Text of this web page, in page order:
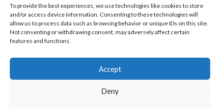
To provide the best experiences, we use technologies like cookies to store
and/or access device information. Consenting to these technologies will
allow us to process data such as browsing behavior or unique IDs on this site.
Not consenting or withdrawing consent, may adversely affect certain
features and functions.
Accept
Deny